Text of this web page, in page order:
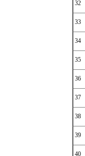
32
33
34
35
36
37
38
39
40